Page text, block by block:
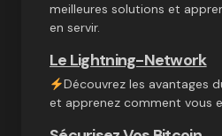
meilleures solutions et
en servir.
Le Lightning-Network
Découvrez les avantages
et apprenez comment vous